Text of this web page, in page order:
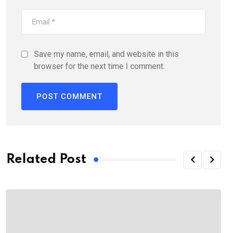
Save my name, email, and website in this
browser for the next time I comment.
Related Post